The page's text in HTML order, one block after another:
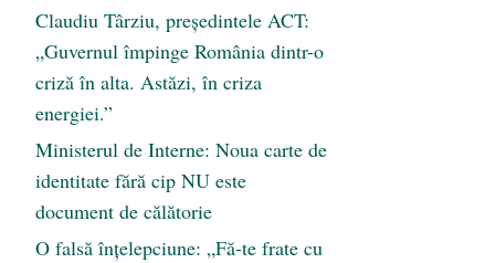
Claudiu Târziu, președintele ACT:
„Guvernul împinge România dintr-o
criză în alta. Astăzi, în criza
energiei.”
Ministerul de Interne: Noua carte de
identitate fără cip NU este
document de călătorie
O falsă înțelepciune: „Fă-te frate cu